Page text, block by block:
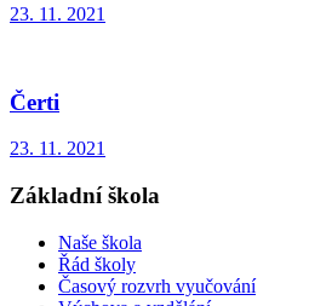
23. 11. 2021
Čerti
23. 11. 2021
Základní škola
Naše škola
Řád školy
Časový rozvrh vyučování